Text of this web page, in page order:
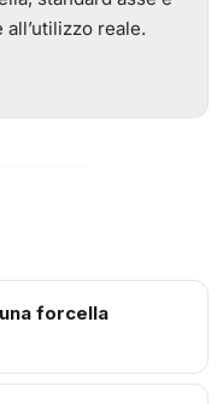
reale.
forcella